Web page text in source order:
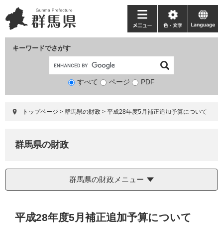
ー
ジ
ニ
ュ
て
キーワードでさがす
検
象
すべて ページ PDF
メ
ニ
ー
色・
文
language
トップページ > 群馬県の財政 > 平成28年度5月補正追加予算について
群馬県の財政
群馬県の財政メニュー
平成28年度5月補正追加予算について